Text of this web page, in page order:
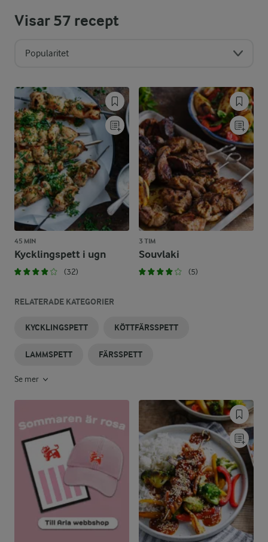
Visar57 recept
Popularitet
45 MIN
Kycklingspett i ugn
(32)
3 TIM
Souvlaki
(5)
RELATERADE KATEGORIER
KYCKLINGSPETT KÖTTFÄRSSPETT
LAMMSPETT FÄRSSPETT
Se mer